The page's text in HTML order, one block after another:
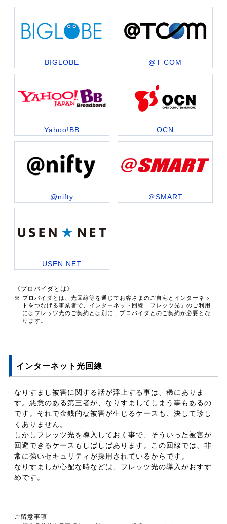
BIGLOBE @T COM
Yahoo!BB OCN
@nifty ＠SMART
USEN NET
《プロバイダとは》
※ プロバイダとは、光回線等を通じてお客さまのご自宅とインターネッ
トをつなげる事業者で、インターネット回線「フレッツ光」のご利用
にはフレッツ光のご契約とは別に、プロバイダとのご契約が必要とな
ります。
インターネット光回線
なりすまし被害に関する話が浮上する事は、稀にありま
す。悪意のある第三者が、なりすましてしまう事もあるの
です。それで金銭的な被害が生じるケースも、決して珍し
くありません。
しかしフレッツ光を導入しておく事で、そういった被害が
回避できるケースもしばしばあります。この回線では、非
常に強いセキュリティが採用されているからです。
なりすましが心配な時などは、フレッツ光の導入がおすす
めです。
ご留意事項